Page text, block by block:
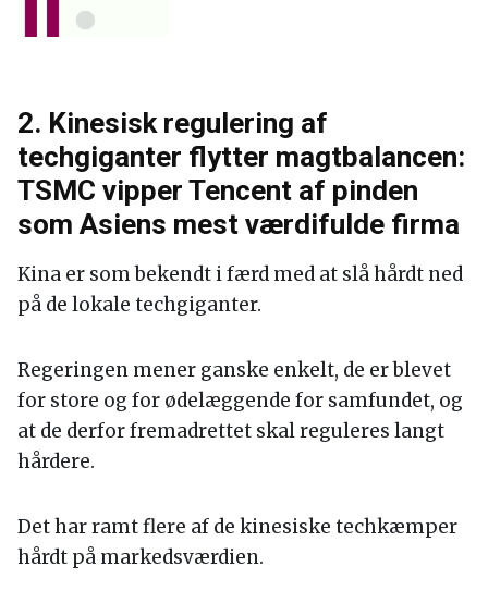
2. Kinesisk regulering af
techgiganter flytter magtbalancen:
TSMC vipper Tencent af pinden
som Asiens mest værdifulde firma
Kina er som bekendt i færd med at slå hårdt ned
på de lokale techgiganter.
Regeringen mener ganske enkelt, de er blevet
for store og for ødelæggende for samfundet, og
at de derfor fremadrettet skal reguleres langt
hårdere.
Det har ramt flere af de kinesiske techkæmper
hårdt på markedsværdien.